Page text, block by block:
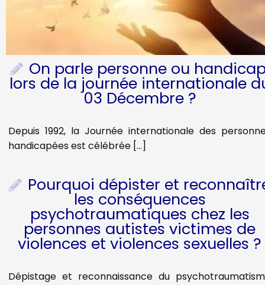
On parle personne ou
lors de la journée internationale
03 Décembre ?
Depuis 1992, la Journée internationale des
handicapées est célébrée […]
Pourquoi dépister et
les conséquences
psychotraumatiques chez les
personnes autistes victimes de
violences et violences sexuelles ?
Dépistage et reconnaissance du